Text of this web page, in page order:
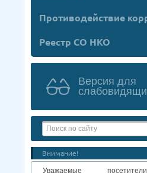
Противодействие
Реестр СО НКО
Версия для
Внимание!
Уважаемые